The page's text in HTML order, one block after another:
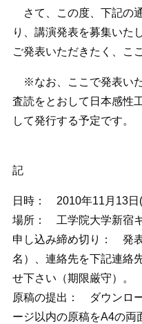
さて、この度、下記の
り、講演発表を募集いた
ご発表いただきたく、こ
※なお、ここで発表い
査読をとおして日本感性
して発行する予定です。
記
日時： 2010年11月13
場所： 工学院大学新宿
申し込み締め切り： 発
名）、連絡先を下記連絡
せ下さい（期限厳守）。
原稿の提出： ダウンロ
ージ以内の原稿をA4の両